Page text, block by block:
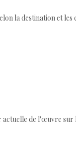
la destination et
de l'œuvre sur